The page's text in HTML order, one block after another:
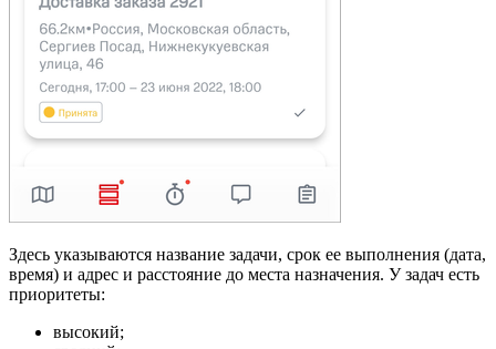
Здесь указываются название задачи, срок ее выполнения (дата,
время) и адрес и расстояние до места назначения. У задач есть
приоритеты:
высокий;